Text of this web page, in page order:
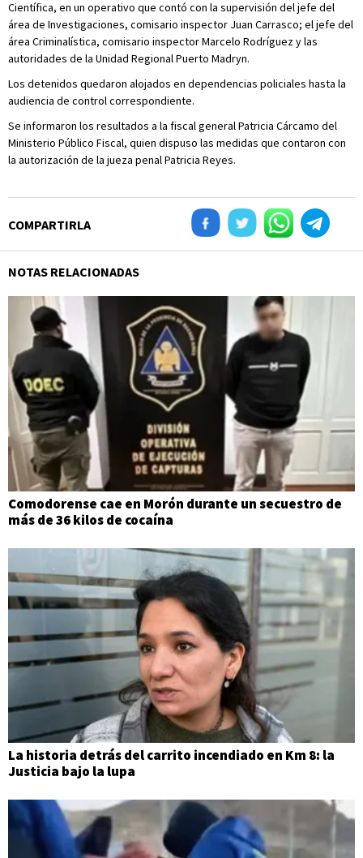
Científica, en un operativo que contó con la supervisión del jefe del
área de Investigaciones, comisario inspector Juan Carrasco; el jefe del
área Criminalística, comisario inspector Marcelo Rodríguez y las
autoridades de la Unidad Regional Puerto Madryn.
Los detenidos quedaron alojados en dependencias policiales hasta la
audiencia de control correspondiente.
Se informaron los resultados a la fiscal general Patricia Cárcamo del
Ministerio Público Fiscal, quien dispuso las medidas que contaron con
la autorización de la jueza penal Patricia Reyes.
COMPARTIRLA
NOTAS RELACIONADAS
Comodorense cae en Morón durante un secuestro de
más de 36 kilos de cocaína
La historia detrás del carrito incendiado en Km 8: la
Justicia bajo la lupa